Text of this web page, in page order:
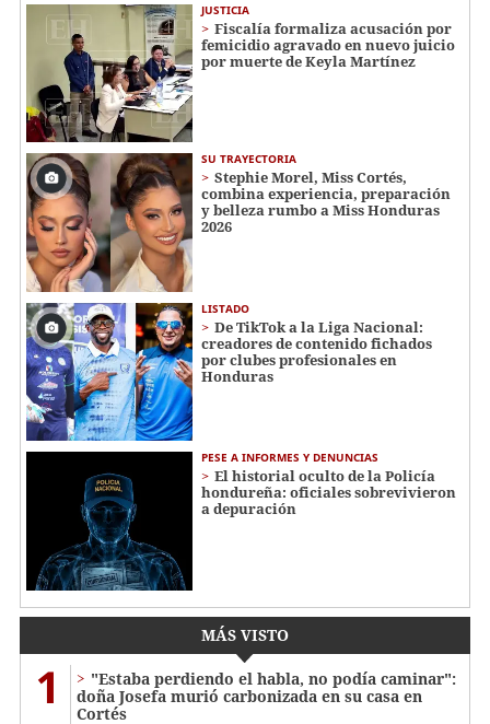
JUSTICIA
Fiscalía formaliza acusación por
femicidio agravado en nuevo juicio
por muerte de Keyla Martínez
SU TRAYECTORIA
Stephie Morel, Miss Cortés,
combina experiencia, preparación
y belleza rumbo a Miss Honduras
2026
LISTADO
De TikTok a la Liga Nacional:
creadores de contenido fichados
por clubes profesionales en
Honduras
PESE A INFORMES Y DENUNCIAS
El historial oculto de la Policía
hondureña: oficiales sobrevivieron
a depuración
MÁS VISTO
1
"Estaba perdiendo el habla, no podía caminar":
doña Josefa murió carbonizada en su casa en
Cortés